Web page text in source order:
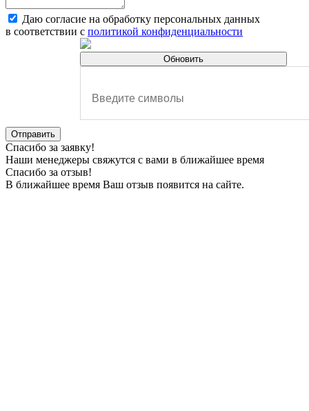
Даю согласие на обработку персональных данных
в соответствии с политикой конфиденциальности
Обновить
Отправить
Спасибо за заявку!
Наши менеджеры свяжутся с вами в ближайшее время
Спасибо за отзыв!
В ближайшее время Ваш отзыв появится на сайте.